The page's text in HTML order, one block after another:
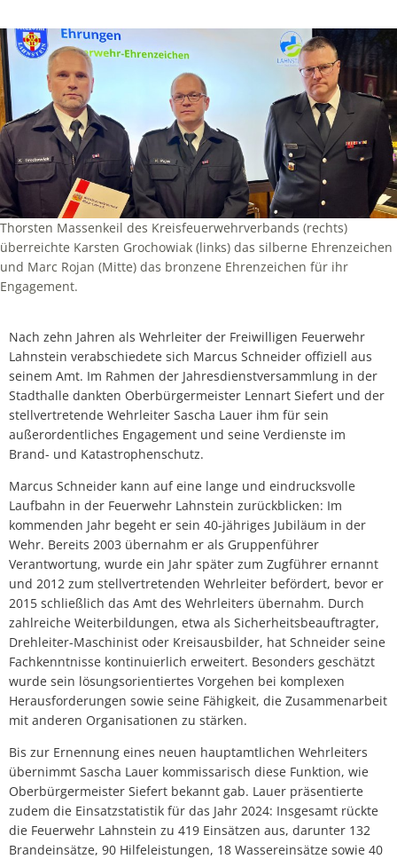
Thorsten Massenkeil des Kreisfeuerwehrverbands (rechts)
überreichte Karsten Grochowiak (links) das silberne Ehrenzeichen
und Marc Rojan (Mitte) das bronzene Ehrenzeichen für ihr
Engagement.
Nach zehn Jahren als Wehrleiter der Freiwilligen Feuerwehr
Lahnstein verabschiedete sich Marcus Schneider offiziell aus
seinem Amt. Im Rahmen der Jahresdienstversammlung in der
Stadthalle dankten Oberbürgermeister Lennart Siefert und der
stellvertretende Wehrleiter Sascha Lauer ihm für sein
außerordentliches Engagement und seine Verdienste im
Brand- und Katastrophenschutz.
Marcus Schneider kann auf eine lange und eindrucksvolle
Laufbahn in der Feuerwehr Lahnstein zurückblicken: Im
kommenden Jahr begeht er sein 40-jähriges Jubiläum in der
Wehr. Bereits 2003 übernahm er als Gruppenführer
Verantwortung, wurde ein Jahr später zum Zugführer ernannt
und 2012 zum stellvertretenden Wehrleiter befördert, bevor er
2015 schließlich das Amt des Wehrleiters übernahm. Durch
zahlreiche Weiterbildungen, etwa als Sicherheitsbeauftragter,
Drehleiter-Maschinist oder Kreisausbilder, hat Schneider seine
Fachkenntnisse kontinuierlich erweitert. Besonders geschätzt
wurde sein lösungsorientiertes Vorgehen bei komplexen
Herausforderungen sowie seine Fähigkeit, die Zusammenarbeit
mit anderen Organisationen zu stärken.
Bis zur Ernennung eines neuen hauptamtlichen Wehrleiters
übernimmt Sascha Lauer kommissarisch diese Funktion, wie
Oberbürgermeister Siefert bekannt gab. Lauer präsentierte
zudem die Einsatzstatistik für das Jahr 2024: Insgesamt rückte
die Feuerwehr Lahnstein zu 419 Einsätzen aus, darunter 132
Brandeinsätze, 90 Hilfeleistungen, 18 Wassereinsätze sowie 40